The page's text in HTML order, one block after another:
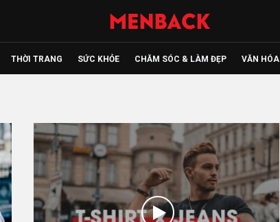
THỜI TRANG SỨC KHỎE CHĂM SÓC & LÀM ĐẸP VĂN HÓA